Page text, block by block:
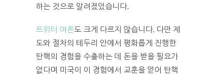
하는 것으로 알려졌었습니다.
트위터 여론도 크게 다르지 않습니다. 다만 제
도와 절차의 테두리 안에서 평화롭게 진행한
탄핵의 경험을 수출하는 데 돈을 받을 필요가
없다며 미국이 이 경험에서 교훈을 얻어 탄핵